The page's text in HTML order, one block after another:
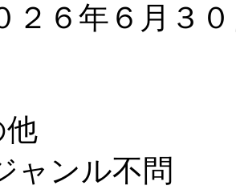
６年６月３
他
ャンル不問